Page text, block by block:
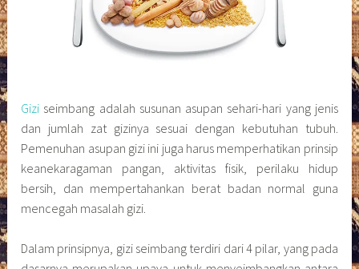
Gizi seimbang adalah susunan asupan sehari-hari yang jenis
dan jumlah zat gizinya sesuai dengan kebutuhan tubuh.
Pemenuhan asupan gizi ini juga harus memperhatikan prinsip
keanekaragaman pangan, aktivitas fisik, perilaku hidup
bersih, dan mempertahankan berat badan normal guna
mencegah masalah gizi.
Dalam prinsipnya, gizi seimbang terdiri dari 4 pilar, yang pada